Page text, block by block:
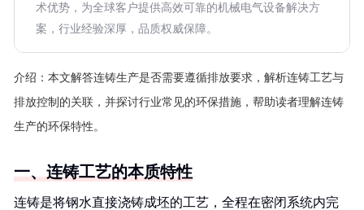
术优势，为全球客户提供高效可靠的机械电气设备解决方
案，行业经验深厚，品质权威保障。
介绍： 本文解答连铸生产是否需要遵循排放要求，解析连铸工艺与
排放控制的关联，并探讨行业常见的环保措施，帮助读者理解连铸
生产的环保特性。
一、连铸工艺的本质特性
连铸是将钢水直接浇铸成坯的工艺，全程在密闭系统内完